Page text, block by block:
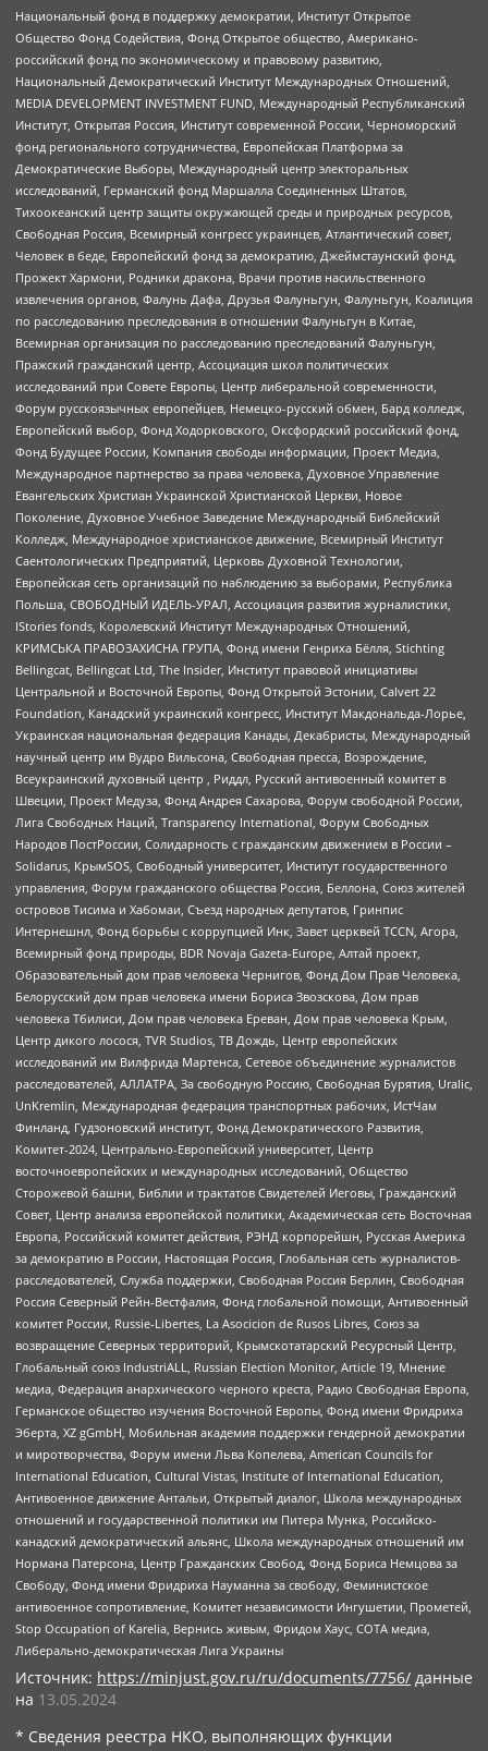
Национальный фонд в поддержку демократии, Институт Открытое
Общество Фонд Содействия, Фонд Открытое общество, Американо-
российский фонд по экономическому и правовому развитию,
Национальный Демократический Институт Международных Отношений,
MEDIA DEVELOPMENT INVESTMENT FUND, Международный Республиканский
Институт, Открытая Россия, Институт современной России, Черноморский
фонд регионального сотрудничества, Европейская Платформа за
Демократические Выборы, Международный центр электоральных
исследований, Германский фонд Маршалла Соединенных Штатов,
Тихоокеанский центр защиты окружающей среды и природных ресурсов,
Свободная Россия, Всемирный конгресс украинцев, Атлантический совет,
Человек в беде, Европейский фонд за демократию, Джеймстаунский фонд,
Прожект Хармони, Родники дракона, Врачи против насильственного
извлечения органов, Фалунь Дафа, Друзья Фалуньгун, Фалуньгун, Коалиция
по расследованию преследования в отношении Фалуньгун в Китае,
Всемирная организация по расследованию преследований Фалуньгун,
Пражский гражданский центр, Ассоциация школ политических
исследований при Совете Европы, Центр либеральной современности,
Форум русскоязычных европейцев, Немецко-русский обмен, Бард колледж,
Европейский выбор, Фонд Ходорковского, Оксфордский российский фонд,
Фонд Будущее России, Компания свободы информации, Проект Медиа,
Международное партнерство за права человека, Духовное Управление
Евангельских Христиан Украинской Христианской Церкви, Новое
Поколение, Духовное Учебное Заведение Международный Библейский
Колледж, Международное христианское движение, Всемирный Институт
Саентологических Предприятий, Церковь Духовной Технологии,
Европейская сеть организаций по наблюдению за выборами, Республика
Польша, СВОБОДНЫЙ ИДЕЛЬ-УРАЛ, Ассоциация развития журналистики,
IStories fonds, Королевский Институт Международных Отношений,
КРИМСЬКА ПРАВОЗАХИСНА ГРУПА, Фонд имени Генриха Бёлля, Stichting
Bellingcat, Bellingcat Ltd, The Insider, Институт правовой инициативы
Центральной и Восточной Европы, Фонд Открытой Эстонии, Calvert 22
Foundation, Канадский украинский конгресс, Институт Макдональда-Лорье,
Украинская национальная федерация Канады, Декабристы, Международный
научный центр им Вудро Вильсона, Свободная пресса, Возрождение,
Всеукраинский духовный центр , Риддл, Русский антивоенный комитет в
Швеции, Проект Медуза, Фонд Андрея Сахарова, Форум свободной России,
Лига Свободных Наций, Transparеncy International, Форум Свободных
Народов ПостРоссии, Солидарность с гражданским движением в России –
Solidarus, КрымSOS, Свободный университет, Институт государственного
управления, Форум гражданского общества Россия, Беллона, Союз жителей
островов Тисима и Хабомаи, Съезд народных депутатов, Гринпис
Интернешнл, Фонд борьбы с коррупцией Инк, Завет церквей TCCN, Агора,
Всемирный фонд природы, BDR Novaja Gazeta-Europe, Алтай проект,
Образовательный дом прав человека Чернигов, Фонд Дом Прав Человека,
Белорусский дом прав человека имени Бориса Звозскова, Дом прав
человека Тбилиси, Дом прав человека Ереван, Дом прав человека Крым,
Центр дикого лосося, TVR Studios, ТВ Дождь, Центр европейских
исследований им Вилфрида Мартенса, Сетевое объединение журналистов
расследователей, АЛЛАТРА, За свободную Россию, Свободная Бурятия, Uralic,
UnKremlin, Международная федерация транспортных рабочих, ИстЧам
Финланд, Гудзоновский институт, Фонд Демократического Развития,
Комитет-2024, Центрально-Европейский университет, Центр
восточноевропейских и международных исследований, Общество
Сторожевой башни, Библии и трактатов Свидетелей Иеговы, Гражданский
Совет, Центр анализа европейской политики, Академическая сеть Восточная
Европа, Российский комитет действия, РЭНД корпорейшн, Русская Америка
за демократию в России, Настоящая Россия, Глобальная сеть журналистов-
расследователей, Служба поддержки, Свободная Россия Берлин, Свободная
Россия Северный Рейн-Вестфалия, Фонд глобальной помощи, Антивоенный
комитет России, Russie-Libertes, La Asocicion de Rusos Libres, Союз за
возвращение Северных территорий, Крымскотатарский Ресурсный Центр,
Глобальный союз IndustriALL, Russian Election Monitor, Article 19, Мнение
медиа, Федерация анархического черного креста, Радио Свободная Европа,
Германское общество изучения Восточной Европы, Фонд имени Фридриха
Эберта, XZ gGmbH, Мобильная академия поддержки гендерной демократии
и миротворчества, Форум имени Льва Копелева, American Councils for
International Education, Cultural Vistas, Institute of International Education,
Антивоенное движение Антальи, Открытый диалог, Школа международных
отношений и государственной политики им Питера Мунка, Российско-
канадский демократический альянс, Школа международных отношений им
Нормана Патерсона, Центр Гражданских Свобод, Фонд Бориса Немцова за
Свободу, Фонд имени Фридриха Науманна за свободу, Феминистское
антивоенное сопротивление, Комитет независимости Ингушетии, Прометей,
Stop Occupation of Karelia, Вернись живым, Фридом Хаус, СОТА медиа,
Либерально-демократическая Лига Украины
Источник: https://minjust.gov.ru/ru/documents/7756/ данные
на 13.05.2024
* Сведения реестра НКО, выполняющих функции